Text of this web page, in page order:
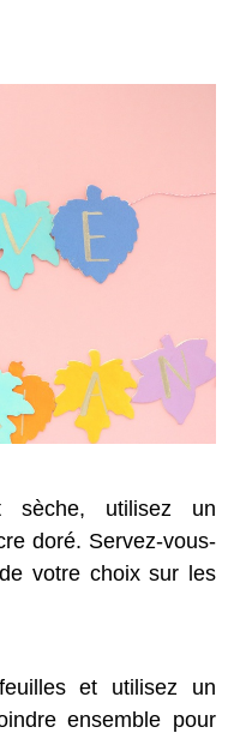
sèche, utilisez un
doré. Servez-vous-
votre choix sur les
et utilisez un
ensemble pour